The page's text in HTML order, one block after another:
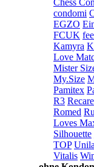
Chess
condomi
EGZO
FCUK
Kamyra
Love
Mister
My.Size
Pamitex
R3 Recare
Romed
Loves
Silhouette
TOP
Vitalis